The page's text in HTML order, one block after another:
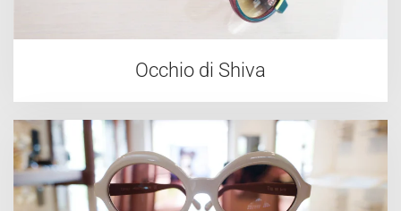
Occhio di Shiva